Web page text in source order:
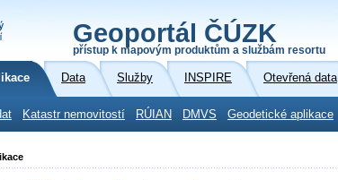
Geoportál ČÚZK
přístup k mapovým produktům a službám resortu
Data Služby INSPIRE Otevřená data
Katastr nemovitostí RÚIAN DMVS Geodetické aplikace